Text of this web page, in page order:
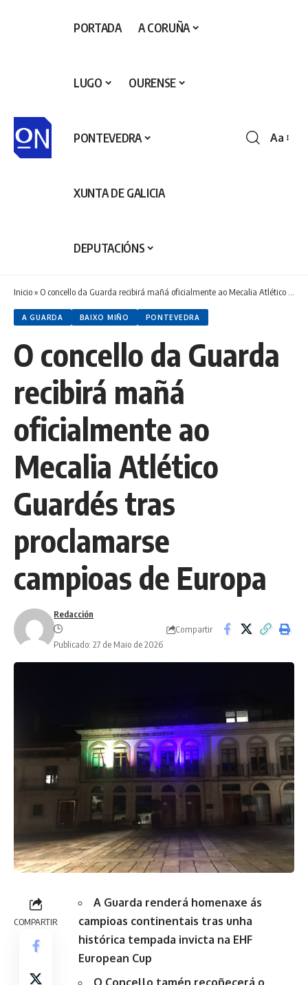
PORTADA A CORUÑA
LUGO OURENSE
PONTEVEDRA
XUNTA DE GALICIA
DEPUTACIÓNS
Aa
Inicio» O concello da Guarda recibirá mañá oficialmente ao Mecalia Atlético Guardés tras proclamarse campioas de Europa
A GUARDA BAIXO MIÑO PONTEVEDRA
O concello da Guarda
recibirá mañá
oficialmente ao
Mecalia Atlético
Guardés tras
proclamarse
campioas de Europa
Redacción
Publicado: 27 de Maio de 2026
Compartir
COMPARTIR
A Guarda renderá homenaxe ás
campioas continentais tras unha
histórica tempada invicta na EHF
European Cup
O Concello tamén recoñecerá o